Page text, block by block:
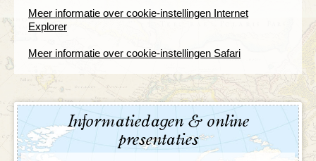
Meer informatie over cookie-instellingen Internet
Explorer
Meer informatie over cookie-instellingen Safari
Informatiedagen & online
presentaties